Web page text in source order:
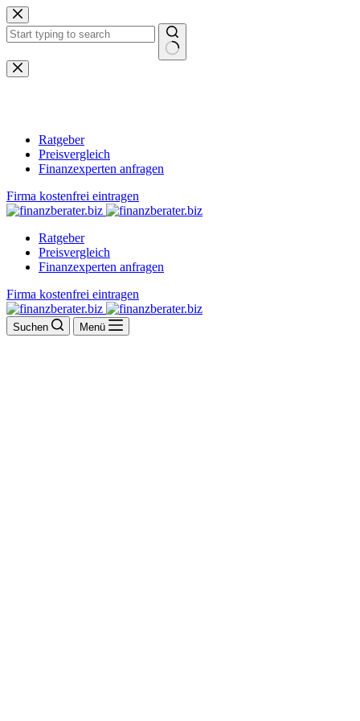
Zum
Inhalt
springen
Keine
Ergebnisse
Ratgeber
Preisvergleich
Finanzexperten anfragen
Firma kostenfrei eintragen
Ratgeber
Preisvergleich
Finanzexperten anfragen
Firma kostenfrei eintragen
Suchen Menü